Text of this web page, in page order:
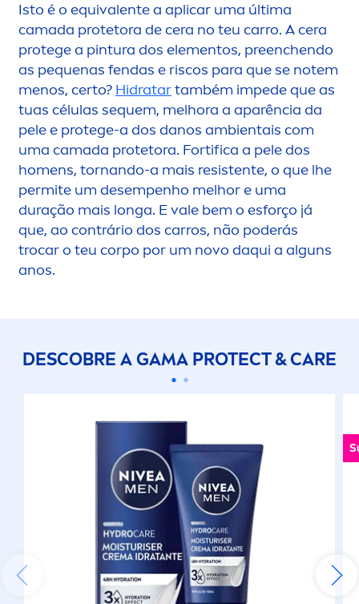
Isto é o equivalente a aplicar uma última
camada protetora de cera no teu carro. A cera
protege a pintura dos elementos, preenchendo
as pequenas fendas e riscos para que se notem
menos, certo? Hidratartambém impede que as
tuas células sequem, melhora a aparência da
pele e protege-a dos danos ambientais com
uma camada protetora. Fortifica a pele dos
homens, tornando-a mais resistente, o que lhe
permite um desempenho melhor e uma
duração mais longa. E vale bem o esforço já
que, ao contrário dos carros, não poderás
trocar o teu corpo por um novo daqui a alguns
anos.
DESCOBRE A GAMA PROTECT&CARE